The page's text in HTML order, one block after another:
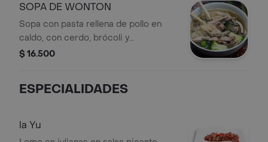
SOPA DE WONTON
Sopa con pasta rellena de pollo en
caldo, con cerdo, brócoli y
champiñón.
$ 16.500
ESPECIALIDADES
la Yu